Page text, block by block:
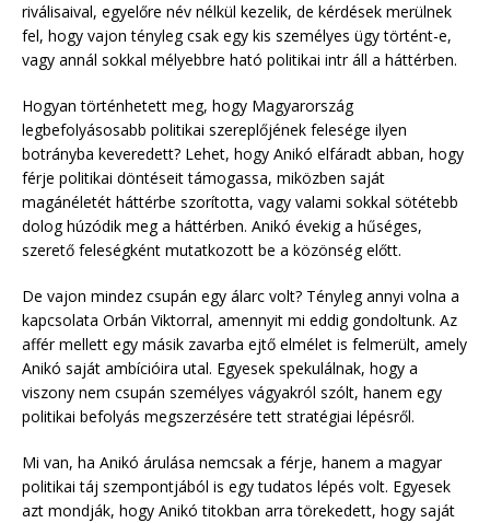
riválisaival, egyelőre név nélkül kezelik, de kérdések merülnek
fel, hogy vajon tényleg csak egy kis személyes ügy történt-e,
vagy annál sokkal mélyebbre ható politikai intr áll a háttérben.
Hogyan történhetett meg, hogy Magyarország
legbefolyásosabb politikai szereplőjének felesége ilyen
botrányba keveredett? Lehet, hogy Anikó elfáradt abban, hogy
férje politikai döntéseit támogassa, miközben saját
magánéletét háttérbe szorította, vagy valami sokkal sötétebb
dolog húzódik meg a háttérben. Anikó évekig a hűséges,
szerető feleségként mutatkozott be a közönség előtt.
De vajon mindez csupán egy álarc volt? Tényleg annyi volna a
kapcsolata Orbán Viktorral, amennyit mi eddig gondoltunk. Az
affér mellett egy másik zavarba ejtő elmélet is felmerült, amely
Anikó saját ambícióira utal. Egyesek spekulálnak, hogy a
viszony nem csupán személyes vágyakról szólt, hanem egy
politikai befolyás megszerzésére tett stratégiai lépésről.
Mi van, ha Anikó árulása nemcsak a férje, hanem a magyar
politikai táj szempontjából is egy tudatos lépés volt. Egyesek
azt mondják, hogy Anikó titokban arra törekedett, hogy saját